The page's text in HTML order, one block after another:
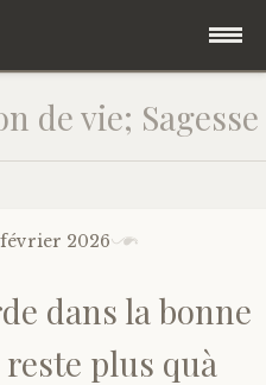
de vie; Sagesse
février 2026
dans la bonne
plus quà